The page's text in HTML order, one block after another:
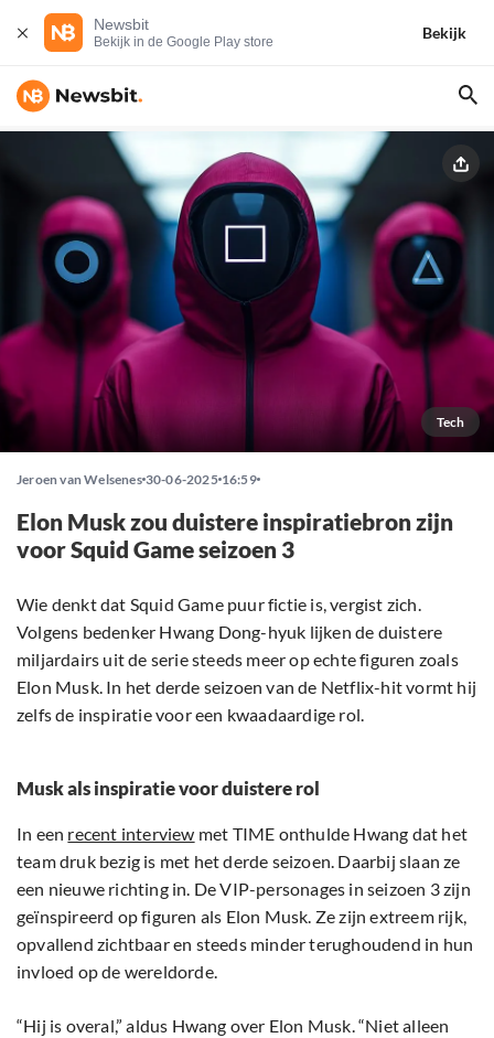
Newsbit
Bekijk in de Google Play store
Bekijk
Tech
Jeroen van Welsenes 30-06-2025 16:59
Elon Musk zou duistere inspiratiebron zijn
voor Squid Game seizoen 3
Wie denkt dat Squid Game puur fictie is, vergist zich.
Volgens bedenker Hwang Dong-hyuk lijken de duistere
miljardairs uit de serie steeds meer op echte figuren zoals
Elon Musk. In het derde seizoen van de Netflix-hit vormt hij
zelfs de inspiratie voor een kwaadaardige rol.
Musk als inspiratie voor duistere rol
In een recent interview met TIME onthulde Hwang dat het
team druk bezig is met het derde seizoen. Daarbij slaan ze
een nieuwe richting in. De VIP-personages in seizoen 3 zijn
geïnspireerd op figuren als Elon Musk. Ze zijn extreem rijk,
opvallend zichtbaar en steeds minder terughoudend in hun
invloed op de wereldorde.
“Hij is overal,” aldus Hwang over Elon Musk. “Niet alleen